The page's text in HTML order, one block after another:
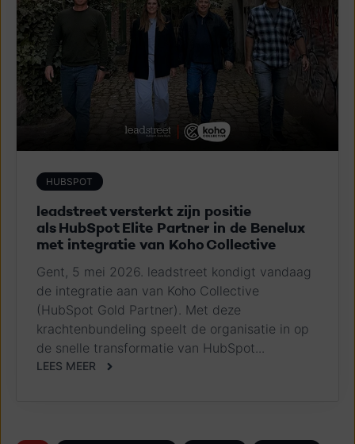
HUBSPOT
leadstreet v​ersterkt zijn​​ ​positie
als HubSpot Elite Partner in de Benelux ​
met​ integratie​ van​ Koho Collective
Gent, 5 mei 2026. leadstreet kondigt vandaag
de integratie aan van Koho Collective
(HubSpot Gold Partner). Met deze
krachtenbundeling speelt de organisatie in op
de snelle transformatie van HubSpot...
LEES MEER